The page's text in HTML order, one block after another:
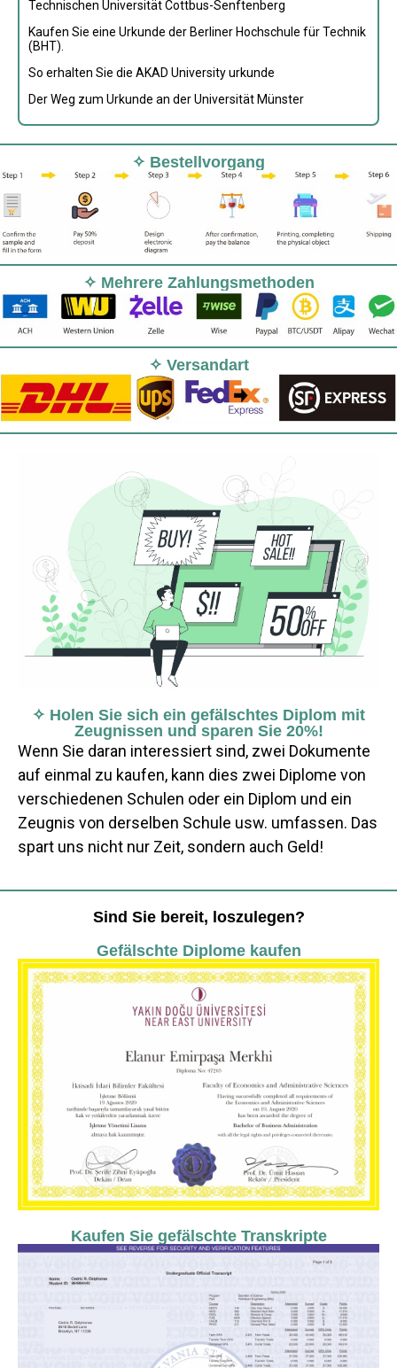
Technischen Universität Cottbus-Senftenberg
Kaufen Sie eine Urkunde der Berliner Hochschule für Technik
(BHT).
So erhalten Sie die AKAD University urkunde
Der Weg zum Urkunde an der Universität Münster
✧ Bestellvorgang
✧ Mehrere Zahlungsmethoden
✧ Versandart
✧ Holen Sie sich ein gefälschtes Diplom mit
Zeugnissen und sparen Sie 20%!
Wenn Sie daran interessiert sind, zwei Dokumente
auf einmal zu kaufen, kann dies zwei Diplome von
verschiedenen Schulen oder ein Diplom und ein
Zeugnis von derselben Schule usw. umfassen. Das
spart uns nicht nur Zeit, sondern auch Geld!
Sind Sie bereit, loszulegen?
Gefälschte Diplome kaufen
Kaufen Sie gefälschte Transkripte